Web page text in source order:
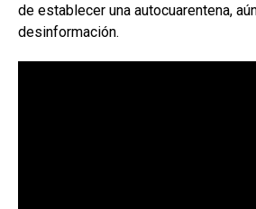
de establecer una autocuarentena,
desinformación.